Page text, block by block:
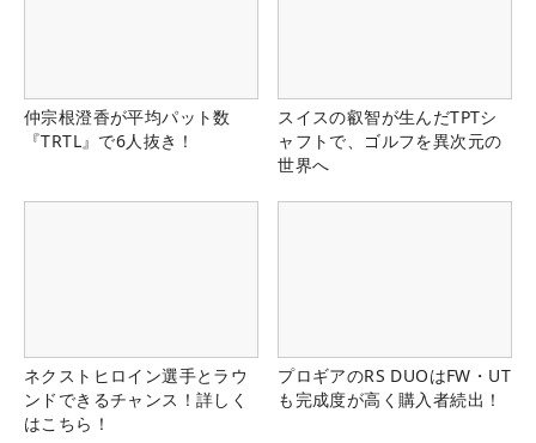
仲宗根澄香が平均パット数
『TRTL』で6人抜き！
スイスの叡智が生んだTPTシ
ャフトで、ゴルフを異次元の
世界へ
ネクストヒロイン選手とラウ
ンドできるチャンス！詳しく
はこちら！
プロギアのRS DUOはFW・UT
も完成度が高く購入者続出！